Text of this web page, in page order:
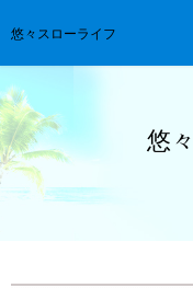
悠々スローライフ
悠